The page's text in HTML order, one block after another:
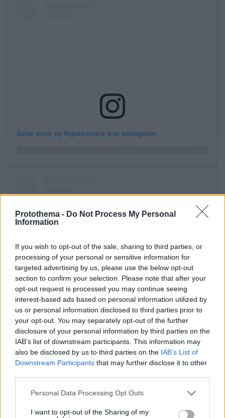
Protothema - Do Not Process My Personal
Information
If you wish to opt-out of the sale, sharing to third parties, or
processing of your personal or sensitive information for
targeted advertising by us, please use the below opt-out
section to confirm your selection. Please note that after your
opt-out request is processed you may continue seeing
interest-based ads based on personal information utilized by
us or personal information disclosed to third parties prior to
your opt-out. You may separately opt-out of the further
disclosure of your personal information by third parties on the
IAB’s list of downstream participants. This information may
also be disclosed by us to third parties on the IAB’s List of
Downstream Participants that may further disclose it to other
Please note that this website/app uses one or more Google
not limited to your visit or usage behaviour. You may click to
Personal Data Processing Opt Outs
I want to opt-out of the Sharing of my
Δείτε αυτή τη δημοσίευση στο Instagram.
Δείτε αυτή τη δημοσίευση στο Instagram.
σχέση από το 2018, απέκτησε πριν από
μερικούς το πρώτο τους παιδί, ένα υγιέστατο